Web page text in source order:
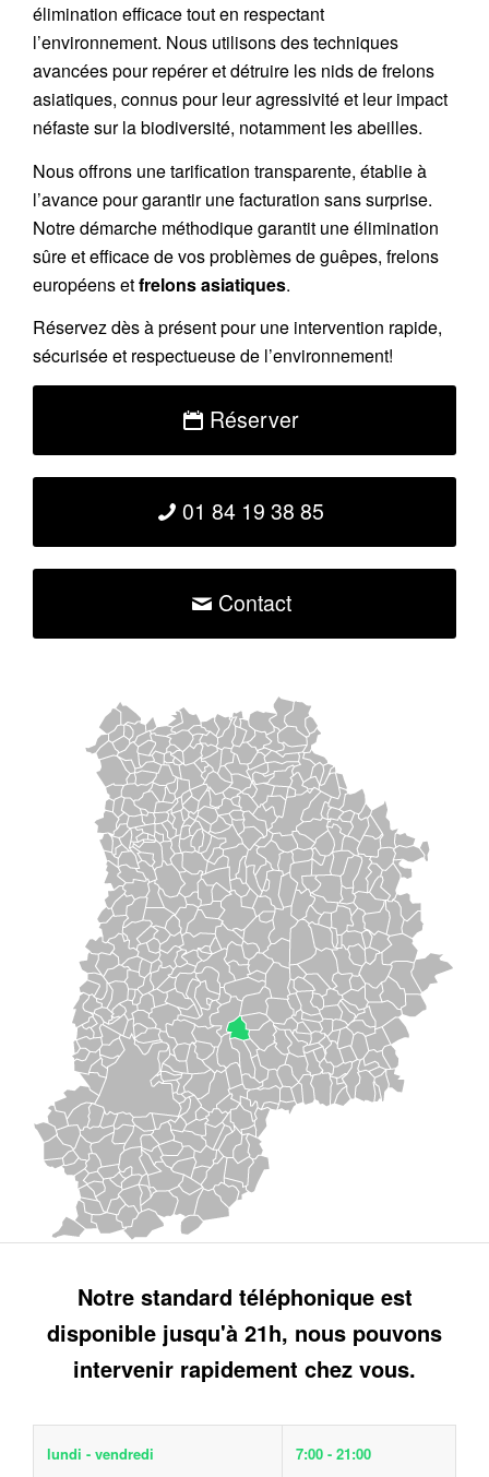
élimination efficace tout en respectant
l’environnement. Nous utilisons des techniques
avancées pour repérer et détruire les nids defrelons
asiatiques, connus pour leur agressivité et leur impact
néfaste sur la biodiversité, notamment les abeilles.
Nous offrons unetarification transparente, établie à
l’avance pour garantir une facturation sans surprise.
Notre démarche méthodique garantit une élimination
sûre et efficace de vos problèmes de guêpes, frelons
européens etfrelons asiatiques.
Réservezdès à présent pour une intervention rapide,
sécurisée et respectueuse de l’environnement!
Réserver
01 84 19 38 85
Contact
Notre standard téléphonique est
disponible jusqu'à 21h, nous pouvons
intervenir rapidement chez vous.
lundi - vendredi 7:00 - 21:00